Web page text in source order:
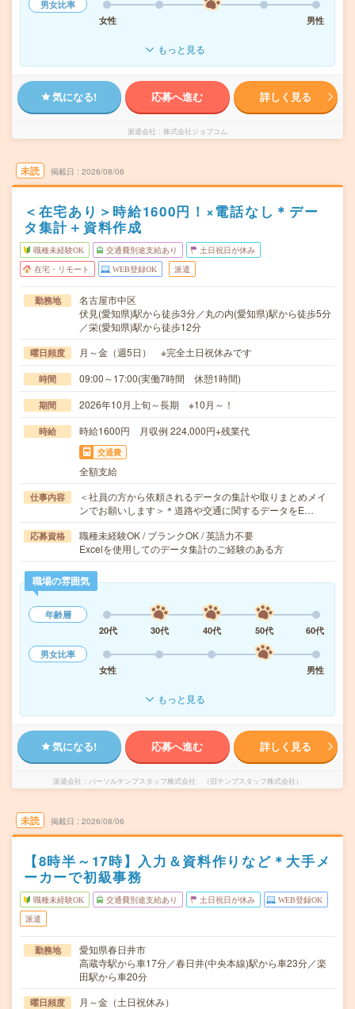
男女比率
女性
男性
もっと見る
気になる! 応募へ進む 詳しく見る
派遣会社 株式会社ジョブコム
未読 掲載日 2026/08/06
＜在宅あり＞時給1600円！×電話なし＊デー
タ集計＋資料作成
職種未経験OK 交通費別途支給あり 土日祝日が休み
在宅・リモート WEB登録OK 派遣
勤務地
名古屋市中区
伏見(愛知県)駅から徒歩3分／丸の内(愛知県)駅から徒歩5分
／栄(愛知県)駅から徒歩12分
曜日頻度 月～金（週5日） ※完全土日祝休みです
時間 09:00～17:00(実働7時間 休憩1時間)
期間 2026年10月上旬～長期 ※10月～！
時給 時給1600円 月収例 224,000円+残業代
交通費
全額支給
仕事内容
＜社員の方から依頼されるデータの集計や取りまとめメイ
ンでお願いします＞＊道路や交通に関するデータをE…
応募資格
職種未経験OK / ブランクOK / 英語力不要
Excelを使用してのデータ集計のご経験のある方
職場の雰囲気
年齢層
20代
30代 40代 50代
60代
男女比率
女性
男性
もっと見る
気になる! 応募へ進む 詳しく見る
派遣会社 パーソルテンプスタッフ株式会社 （旧テンプスタッフ株式会社）
未読 掲載日 2026/08/06
【8時半～17時】入力＆資料作りなど＊大手メ
ーカーで初級事務
職種未経験OK 交通費別途支給あり 土日祝日が休み WEB登録OK
派遣
勤務地
愛知県春日井市
高蔵寺駅から車17分／春日井(中央本線)駅から車23分／楽
田駅から車20分
曜日頻度 月～金（土日祝休み）